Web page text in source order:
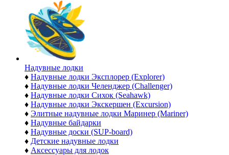
Надувные лодки
♦ Надувные лодки Эксплорер (Explorer)
♦ Надувные лодки Челенджер (Challenger)
♦ Надувные лодки Сихок (Seahawk)
♦ Надувные лодки Экскершен (Excursion)
♦ Элитные надувные лодки Маринер (Mariner)
♦ Надувные байдарки
♦ Надувные доски (SUP-board)
♦ Детские надувные лодки
♦ Аксессуары для лодок